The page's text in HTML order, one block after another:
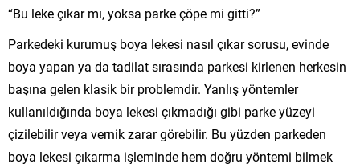
“Bu leke çıkar mı, yoksa parke çöpe mi gitti?”
Parkedeki kurumuş boya lekesi nasıl çıkar sorusu, evinde
boya yapan ya da tadilat sırasında parkesi kirlenen herkesin
başına gelen klasik bir problemdir. Yanlış yöntemler
kullanıldığında boya lekesi çıkmadığı gibi parke yüzeyi
çizilebilir veya vernik zarar görebilir. Bu yüzden parkeden
boya lekesi çıkarma işleminde hem doğru yöntemi bilmek